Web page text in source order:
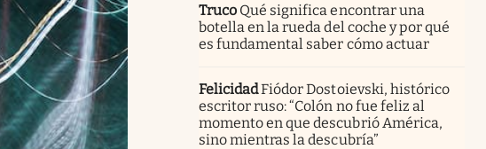
Truco Qué significa encontrar una
botella en la rueda del coche y por qué
es fundamental saber cómo actuar
FelicidadFiódor Dostoievski, histórico
escritor ruso: “Colón no fue feliz al
momento en que descubrió América,
sino mientras la descubría”